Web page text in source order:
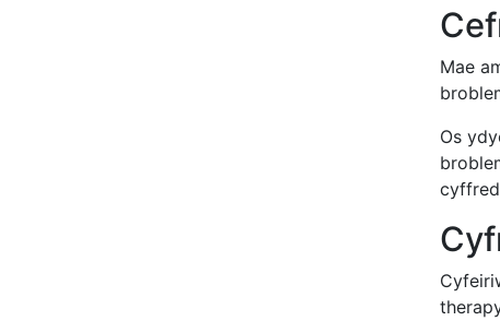
Mae
Os